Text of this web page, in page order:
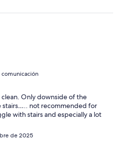
comunicación
Only downside of the
stairs….. not recommended for
with stairs and especially a lot
de 2025